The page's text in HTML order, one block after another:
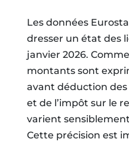
Les données
dresser un état des
janvier 2026.
montants sont
avant déduction
et de l’impôt sur le
varient sensiblement
Cette précision est